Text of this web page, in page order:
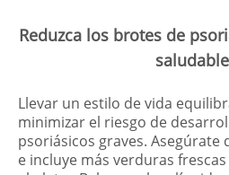
Reduzca los brotes de
saludable
Llevar un estilo de vida
minimizar el riesgo de
psoriásicos graves. Asegúrate
e incluye más verduras